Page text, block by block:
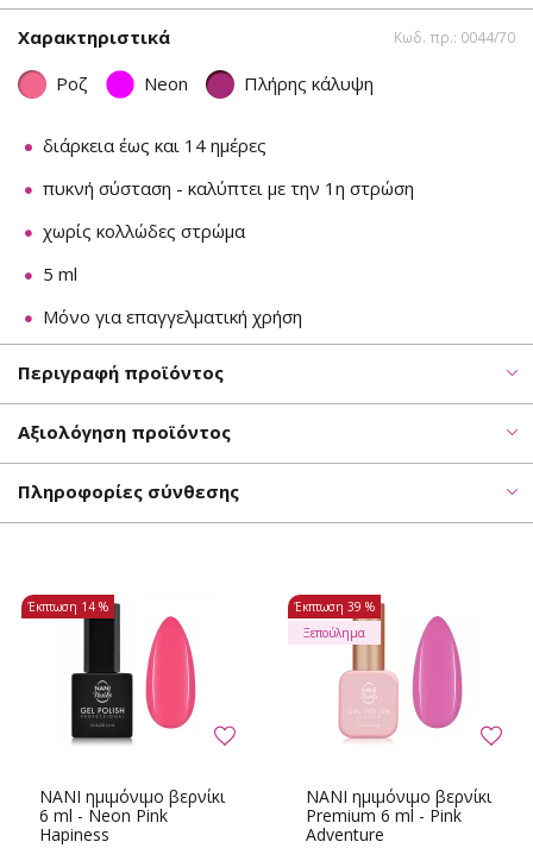
Χαρακτηριστικά Κωδ. πρ.: 0044/70
Ροζ Neon Πλήρης κάλυψη
διάρκεια έως και 14 ημέρες
πυκνή σύσταση - καλύπτει με την 1η στρώση
χωρίς κολλώδες στρώμα
5 ml
Μόνο για επαγγελματική χρήση
Περιγραφή προϊόντος
Αξιολόγηση προϊόντος
Πληροφορίες σύνθεσης
NANI ημιμόνιμο βερνίκι
6 ml - Neon Pink
Hapiness
Έκπτωση 14 %
NANI ημιμόνιμο βερνίκι
Premium 6 ml - Pink
Adventure
Έκπτωση 39 %
Ξεπούλημα